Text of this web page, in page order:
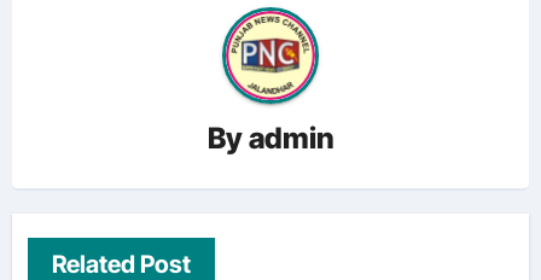
Byadmin
Related Post